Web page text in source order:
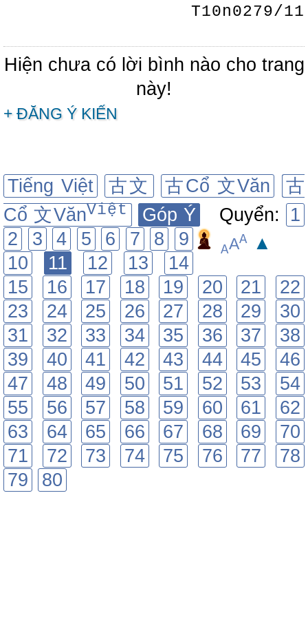
T10n0279/11
Hiện chưa có lời bình nào cho trang
này!
+ ĐĂNG Ý KIẾN
Tiếng Việt 古文 古Cổ 文Văn
古
Cổ 文VănViệt Góp Ý
AAA ▲
Quyển:
1
2
3 4 5 6 7 8
9
10
11 12 13
14
15
16 17 18 19 20 21
22
23
24 25 26 27 28 29
30
31
32 33 34 35 36 37
38
39
40 41 42 43 44 45
46
47
48 49 50 51 52 53
54
55
56 57 58 59 60 61
62
63
64 65 66 67 68 69
70
71
72 73 74 75 76 77
78
79
80